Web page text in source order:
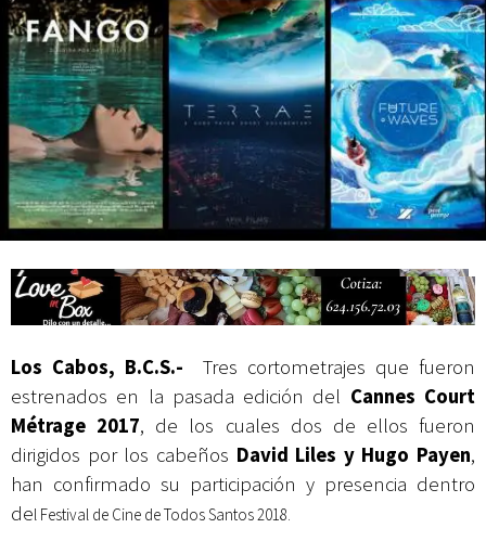
actividades de acceso libre
Los Cabos, B.C.S.- Tres cortometrajes que fueron
estrenados en la pasada edición del Cannes Court
Métrage 2017, de los cuales dos de ellos fueron
dirigidos por los cabeños David Liles y Hugo Payen,
han confirmado su participación y presencia dentro
del Festival de Cine de Todos Santos 2018.